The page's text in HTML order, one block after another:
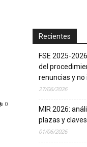
0
Recientes
FSE 2025-
del
renuncias y
27/06/2026
MIR 2026:
plazas y
01/06/2026